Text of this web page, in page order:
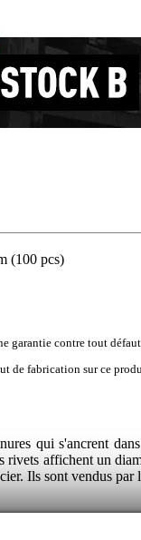
(100 pcs)
garantie contre tout
de fabrication sur ce
qui s'ancrent
rivets affichent un
Ils sont vendus par